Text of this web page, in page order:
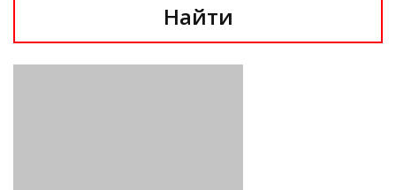
Найти